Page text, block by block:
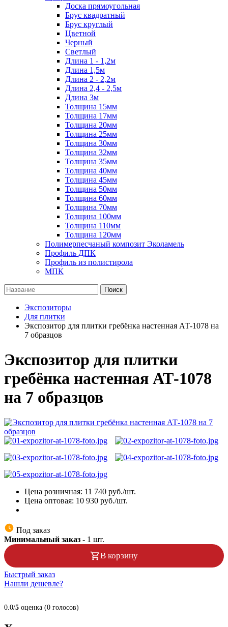
Доска прямоугольная
Брус квадратный
Брус круглый
Цветной
Черный
Светлый
Длина 1 - 1,2м
Длина 1,5м
Длина 2 - 2,2м
Длина 2,4 - 2,5м
Длина 3м
Толщина 15мм
Толщина 17мм
Толщина 20мм
Толщина 25мм
Толщина 30мм
Толщина 32мм
Толщина 35мм
Толщина 40мм
Толщина 45мм
Толщина 50мм
Толщина 60мм
Толщина 70мм
Толщина 100мм
Толщина 110мм
Толщина 120мм
Полимерпесчаный композит Эколамель
Профиль ДПК
Профиль из полистирола
МПК
Поиск
Экспозиторы
Для плитки
Экспозитор для плитки гребёнка настенная АТ-1078 на
7 образцов
Экспозитор для плитки
гребёнка настенная АТ-1078
на 7 образцов
Цена розничная: 11 740 руб./шт.
Цена оптовая: 10 930 руб./шт.
Под заказ
Минимальный заказ - 1 шт.
В корзину
Быстрый заказ
Нашли дешевле?
0.0/5 оценка (0 голосов)